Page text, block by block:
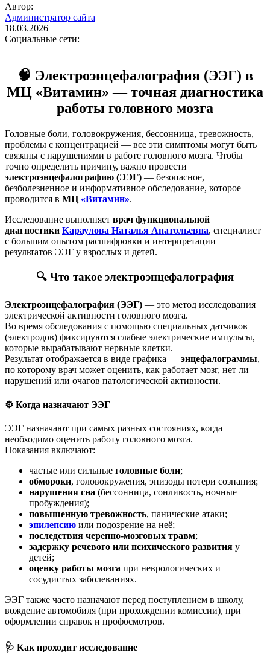
Автор:
Администратор сайта
18.03.2026
Социальные сети:
🧠 Электроэнцефалография (ЭЭГ) в
МЦ «Витамин» — точная диагностика
работы головного мозга
Головные боли, головокружения, бессонница, тревожность,
проблемы с концентрацией — все эти симптомы могут быть
связаны с нарушениями в работе головного мозга. Чтобы
точно определить причину, важно провести
электроэнцефалографию (ЭЭГ) — безопасное,
безболезненное и информативное обследование, которое
проводится в МЦ «Витамин».
Исследование выполняет врач функциональной
диагностики Караулова Наталья Анатольевна, специалист
с большим опытом расшифровки и интерпретации
результатов ЭЭГ у взрослых и детей.
🔍 Что такое электроэнцефалография
Электроэнцефалография (ЭЭГ) — это метод исследования
электрической активности головного мозга.
Во время обследования с помощью специальных датчиков
(электродов) фиксируются слабые электрические импульсы,
которые вырабатывают нервные клетки.
Результат отображается в виде графика — энцефалограммы,
по которому врач может оценить, как работает мозг, нет ли
нарушений или очагов патологической активности.
⚙️ Когда назначают ЭЭГ
ЭЭГ назначают при самых разных состояниях, когда
необходимо оценить работу головного мозга.
Показания включают:
частые или сильные головные боли;
обмороки, головокружения, эпизоды потери сознания;
нарушения сна (бессонница, сонливость, ночные
пробуждения);
повышенную тревожность, панические атаки;
эпилепсию или подозрение на неё;
последствия черепно-мозговых травм;
задержку речевого или психического развития у
детей;
оценку работы мозга при неврологических и
сосудистых заболеваниях.
ЭЭГ также часто назначают перед поступлением в школу,
вождение автомобиля (при прохождении комиссии), при
оформлении справок и профосмотров.
🩺 Как проходит исследование